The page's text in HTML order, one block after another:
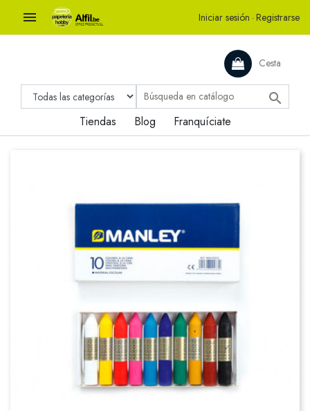
 Iniciar sesión · Registrarse
Cesta

Tiendas Blog Franquíciate